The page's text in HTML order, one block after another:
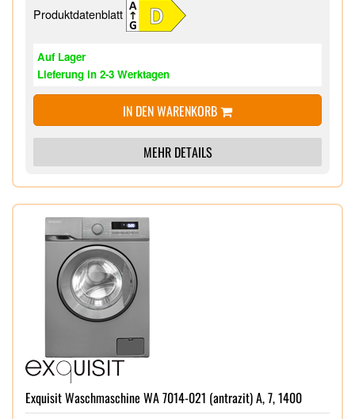
Produktdatenblatt
Auf Lager
Lieferung in 2-3 Werktagen
IN DEN WARENKORB
MEHR DETAILS
Exquisit Waschmaschine WA 7014-021 (antrazit) A, 7, 1400